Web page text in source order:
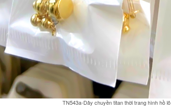
TN543a-Dây chuyền titan thời trang hình hồ lô